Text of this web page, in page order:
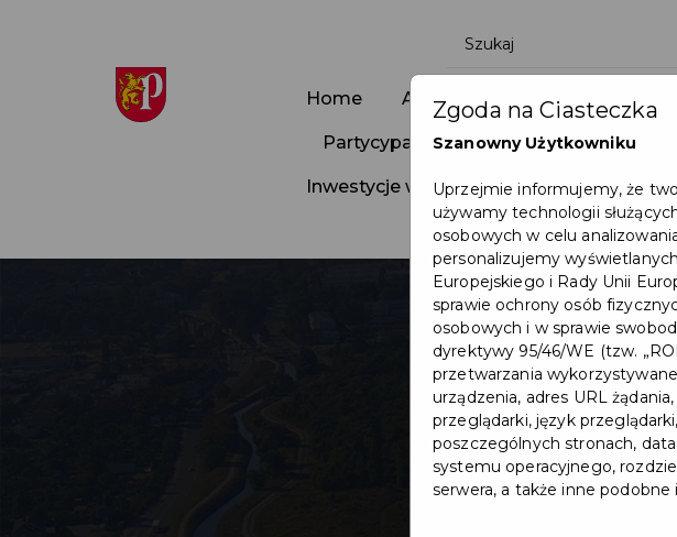
Home Aktualności Wydarzenia
Partycypacja Społeczna
Inwestycje w Pruszczu Mapa Miasta
Zgoda na Ciasteczka
Szanowny Użytkowniku
Uprzejmie informujemy, że
używamy technologii
osobowych w celu
personalizujemy
Europejskiego i Rady Unii
sprawie ochrony osób
osobowych i w sprawie
dyrektywy 95/46/WE (tzw.
przetwarzania
urządzenia, adres URL
przeglądarki, język
poszczególnych stronach,
systemu operacyjnego,
serwera, a także inne podobne